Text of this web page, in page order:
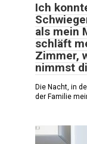
Ich
als mein
schläft
Zimmer,
nimmst
Die Nacht, in
der Familie